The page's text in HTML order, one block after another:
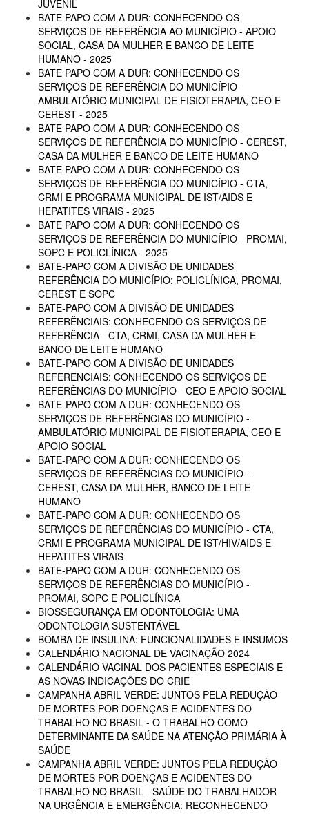
JUVENIL
BATE PAPO COM A DUR: CONHECENDO OS
SERVIÇOS DE REFERÊNCIA AO MUNICÍPIO - APOIO
SOCIAL, CASA DA MULHER E BANCO DE LEITE
HUMANO - 2025
BATE PAPO COM A DUR: CONHECENDO OS
SERVIÇOS DE REFERÊNCIA DO MUNICÍPIO -
AMBULATÓRIO MUNICIPAL DE FISIOTERAPIA, CEO E
CEREST - 2025
BATE PAPO COM A DUR: CONHECENDO OS
SERVIÇOS DE REFERÊNCIA DO MUNICÍPIO - CEREST,
CASA DA MULHER E BANCO DE LEITE HUMANO
BATE PAPO COM A DUR: CONHECENDO OS
SERVIÇOS DE REFERÊNCIA DO MUNICÍPIO - CTA,
CRMI E PROGRAMA MUNICIPAL DE IST/AIDS E
HEPATITES VIRAIS - 2025
BATE PAPO COM A DUR: CONHECENDO OS
SERVIÇOS DE REFERÊNCIA DO MUNICÍPIO - PROMAI,
SOPC E POLICLÍNICA - 2025
BATE-PAPO COM A DIVISÃO DE UNIDADES
REFERÊNCIA DO MUNICÍPIO: POLICLÍNICA, PROMAI,
CEREST E SOPC
BATE-PAPO COM A DIVISÃO DE UNIDADES
REFERÊNCIAIS: CONHECENDO OS SERVIÇOS DE
REFERÊNCIA - CTA, CRMI, CASA DA MULHER E
BANCO DE LEITE HUMANO
BATE-PAPO COM A DIVISÃO DE UNIDADES
REFERENCIAIS: CONHECENDO OS SERVIÇOS DE
REFERÊNCIAS DO MUNICÍPIO - CEO E APOIO SOCIAL
BATE-PAPO COM A DUR: CONHECENDO OS
SERVIÇOS DE REFERÊNCIAS DO MUNICÍPIO -
AMBULATÓRIO MUNICIPAL DE FISIOTERAPIA, CEO E
APOIO SOCIAL
BATE-PAPO COM A DUR: CONHECENDO OS
SERVIÇOS DE REFERÊNCIAS DO MUNICÍPIO -
CEREST, CASA DA MULHER, BANCO DE LEITE
HUMANO
BATE-PAPO COM A DUR: CONHECENDO OS
SERVIÇOS DE REFERÊNCIAS DO MUNICÍPIO - CTA,
CRMI E PROGRAMA MUNICIPAL DE IST/HIV/AIDS E
HEPATITES VIRAIS
BATE-PAPO COM A DUR: CONHECENDO OS
SERVIÇOS DE REFERÊNCIAS DO MUNICÍPIO -
PROMAI, SOPC E POLICLÍNICA
BIOSSEGURANÇA EM ODONTOLOGIA: UMA
ODONTOLOGIA SUSTENTÁVEL
BOMBA DE INSULINA: FUNCIONALIDADES E INSUMOS
CALENDÁRIO NACIONAL DE VACINAÇÃO 2024
CALENDÁRIO VACINAL DOS PACIENTES ESPECIAIS E
AS NOVAS INDICAÇÕES DO CRIE
CAMPANHA ABRIL VERDE: JUNTOS PELA REDUÇÃO
DE MORTES POR DOENÇAS E ACIDENTES DO
TRABALHO NO BRASIL - O TRABALHO COMO
DETERMINANTE DA SAÚDE NA ATENÇÃO PRIMÁRIA À
SAÚDE
CAMPANHA ABRIL VERDE: JUNTOS PELA REDUÇÃO
DE MORTES POR DOENÇAS E ACIDENTES DO
TRABALHO NO BRASIL - SAÚDE DO TRABALHADOR
NA URGÊNCIA E EMERGÊNCIA: RECONHECENDO